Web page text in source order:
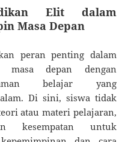
Elit dalam
Masa Depan
peran penting dalam
masa depan dengan
belajar yang
Di sini, siswa tidak
atau materi pelajaran,
kesempatan untuk